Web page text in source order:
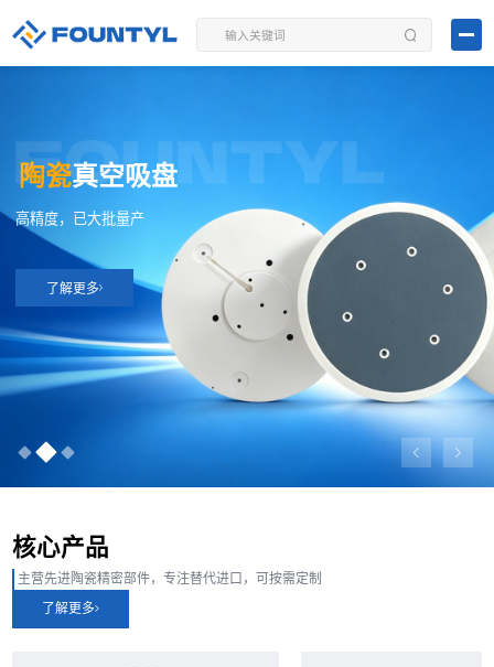
陶瓷真空吸盘
高精度，已大批量产
了解更多
核心产品
主营先进陶瓷精密部件，专注替代进口，可按需定制
了解更多